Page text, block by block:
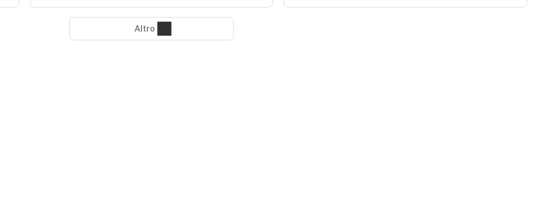
Altro